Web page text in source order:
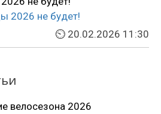
⏲ 20.02.2026 11:30
велосезона 2026